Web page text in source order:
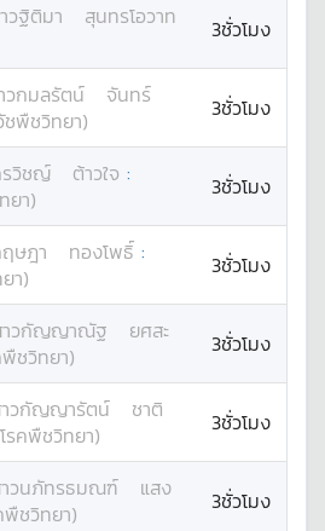
วฐิติมา
สุนทรโอวาท
3ชั่วโมง
วกมลรัตน์
จันทร์
พืชวิทยา) 3ชั่วโมง
วิชญ์ ต้าวใจ :
ยา)
3ชั่วโมง
ษฎา ทองโพธิ์ :
า)
3ชั่วโมง
วกัญญาณัฐ
ยศสะ
ชวิทยา) 3ชั่วโมง
วกัญญารัตน์
ชาติ
รคพืชวิทยา) 3ชั่วโมง
วนภัทรธมณฑ์
แสง
พืชวิทยา) 3ชั่วโมง